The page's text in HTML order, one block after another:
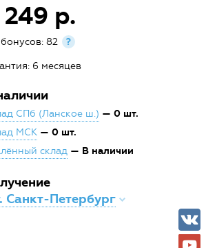
р.
82 ?
6 месяцев
СПб (Ланское ш.) — 0 шт.
МСК — 0 шт.
склад — В наличии
Санкт-Петербург